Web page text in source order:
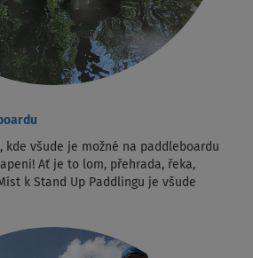
kde všude je možné na paddleboardu
Ať je to lom, přehrada, řeka,
k Stand Up Paddlingu je všude